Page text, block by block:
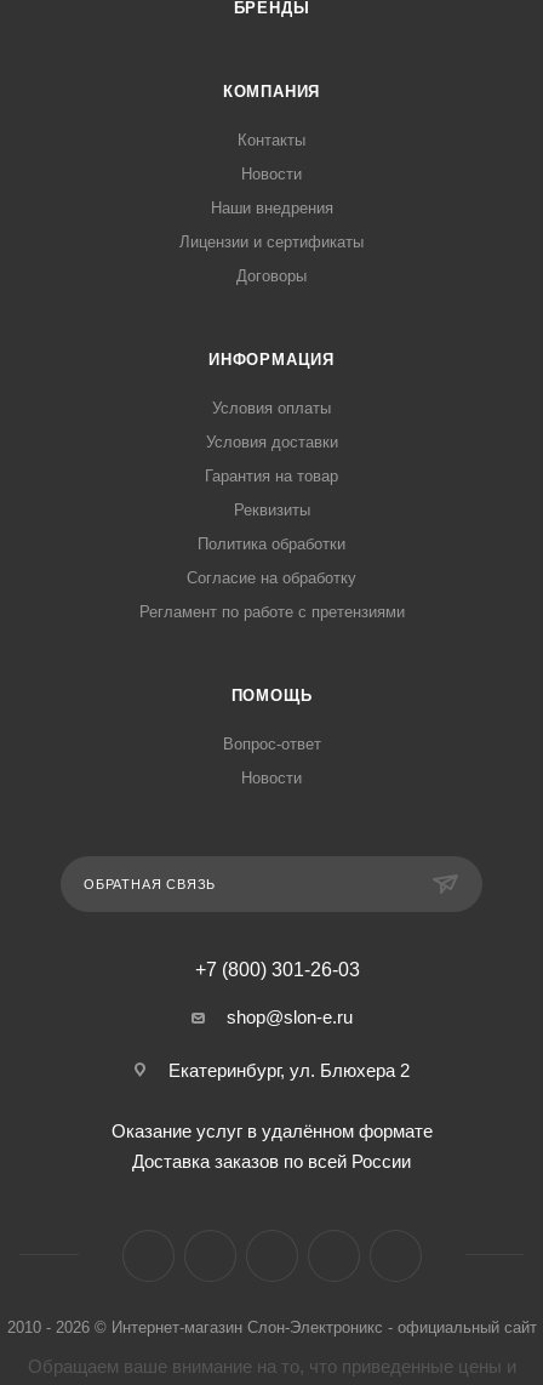
БРЕНДЫ
КОМПАНИЯ
Контакты
Новости
Наши внедрения
Лицензии и сертификаты
Договоры
ИНФОРМАЦИЯ
Условия оплаты
Условия доставки
Гарантия на товар
Реквизиты
Политика обработки
Согласие на обработку
Регламент по работе с претензиями
ПОМОЩЬ
Вопрос-ответ
Новости
ОБРАТНАЯ СВЯЗЬ
+7 (800) 301-26-03
shop@slon-e.ru
Екатеринбург, ул. Блюхера 2
Оказание услуг в удалённом формате
Доставка заказов по всей России
2010 - 2026 © Интернет-магазин Слон-Электроникс - официальный сайт
Обращаем ваше внимание на то, что приведенные цены и